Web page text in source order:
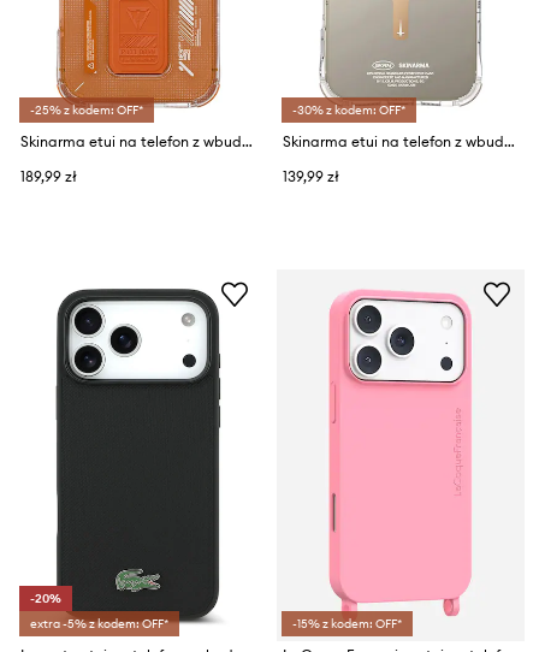
-25% z kodem: OFF*
Skinarma etui na telefon z wbudowanym pierścieniem magnetycznym Helio iPhone 17 Pro
189,99 zł
-30% z kodem: OFF*
Skinarma etui na telefon z wbudowanym pierścieniem magnetycznym iPhone 16 Pro
139,99 zł
-20%
extra -5% z kodem: OFF*
-15% z kodem: OFF*